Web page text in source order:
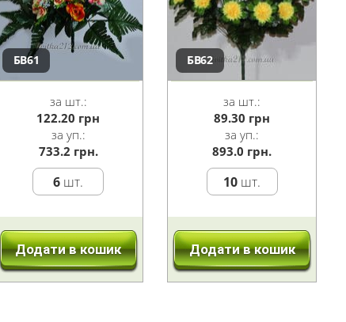
БВ61
за шт.:
122.20 грн
за уп.:
733.2 грн.
6 шт.
Додати в кошик
БВ62
за шт.:
89.30 грн
за уп.:
893.0 грн.
10 шт.
Додати в кошик